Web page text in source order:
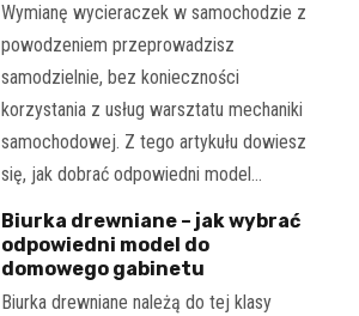
Wymianę wycieraczek w samochodzie z
powodzeniem przeprowadzisz
samodzielnie, bez konieczności
korzystania z usług warsztatu mechaniki
samochodowej. Z tego artykułu dowiesz
się, jak dobrać odpowiedni model…
Biurka drewniane – jak wybrać
odpowiedni model do
domowego gabinetu
Biurka drewniane należą do tej klasy